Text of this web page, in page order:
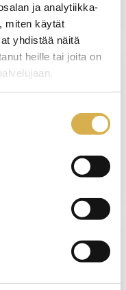
ja analytiikka-
miten käytät
yhdistää näitä
heille tai joita on
| Logistiikan